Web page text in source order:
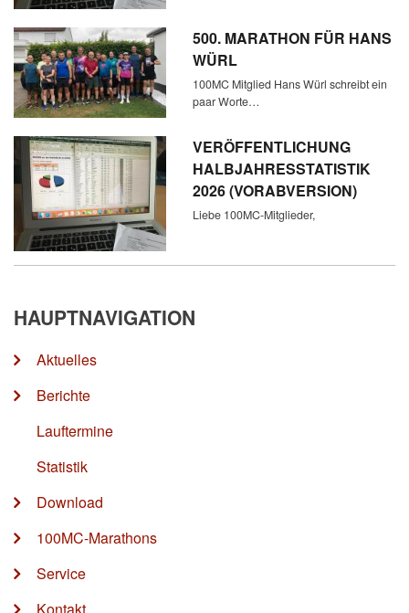
500. MARATHON FÜR HANS
WÜRL
100MC Mitglied Hans Würl schreibt ein
paar Worte…
VERÖFFENTLICHUNG
HALBJAHRESSTATISTIK
2026 (VORABVERSION)
Liebe 100MC-Mitglieder,
HAUPTNAVIGATION
Aktuelles
Berichte
Lauftermine
Statistik
Download
100MC-Marathons
Service
Kontakt